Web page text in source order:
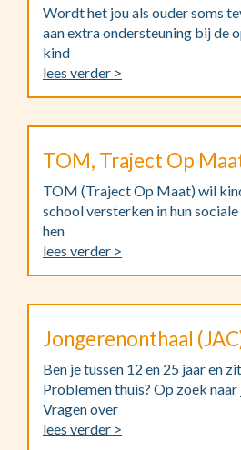
Wordt het jou als ouder soms
aan extra ondersteuning bij de
kind
lees verder >
TOM, Traject Op
TOM (Traject Op Maat) wil
school versterken in hun
hen
lees verder >
Jongerenonthaal
Ben je tussen 12 en 25 jaar en
Problemen thuis? Op zoek naar
Vragen over
lees verder >